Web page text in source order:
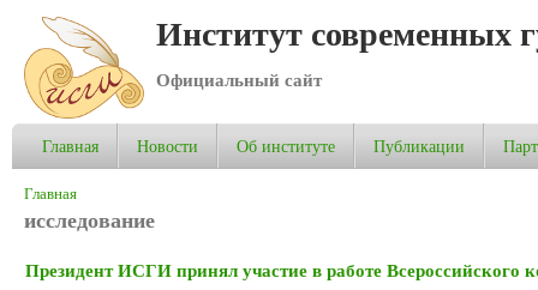
Институт современных
Официальный сайт
Главная Новости Об институте Публикации
Вы здесь
Главная
исследование
Президент ИСГИ принял участие в работе Всероссийского